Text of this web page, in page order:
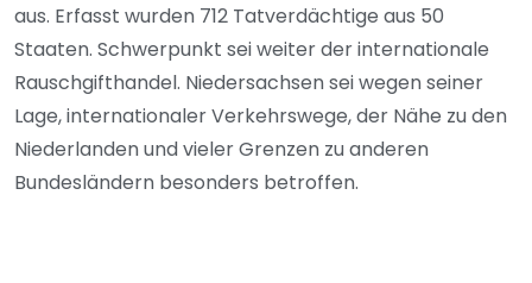
aus. Erfasst wurden 712 Tatverdächtige aus 50
Staaten. Schwerpunkt sei weiter der internationale
Rauschgifthandel. Niedersachsen sei wegen seiner
Lage, internationaler Verkehrswege, der Nähe zu den
Niederlanden und vieler Grenzen zu anderen
Bundesländern besonders betroffen.